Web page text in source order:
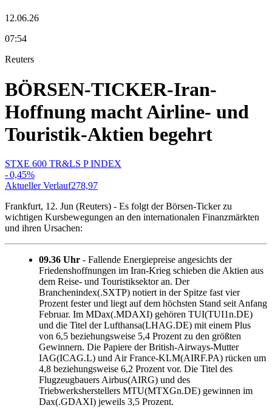
12.06.26
07:54
Reuters
BÖRSEN-TICKER-Iran-
Hoffnung macht Airline- und
Touristik-Aktien begehrt
STXE 600 TR&LS P INDEX
-0,45%
Aktueller Verlauf278,97
Frankfurt, 12. Jun (Reuters) - Es folgt der Börsen-Ticker zu
wichtigen Kursbewegungen an den internationalen Finanzmärkten
und ihren Ursachen:
09.36 Uhr - Fallende Energiepreise angesichts der
Friedenshoffnungen im Iran-Krieg schieben die Aktien aus
dem Reise- und Touristiksektor an. Der
Branchenindex(.SXTP) notiert in der Spitze fast vier
Prozent fester und liegt auf dem höchsten Stand seit Anfang
Februar. Im MDax(.MDAXI) gehören TUI(TUI1n.DE)
und die Titel der Lufthansa(LHAG.DE) mit einem Plus
von 6,5 beziehungsweise 5,4 Prozent zu den größten
Gewinnern. Die Papiere der British-Airways-Mutter
IAG(ICAG.L) und Air France-KLM(AIRF.PA) rücken um
4,8 beziehungsweise 6,2 Prozent vor. Die Titel des
Flugzeugbauers Airbus(AIRG) und des
Triebwerksherstellers MTU(MTXGn.DE) gewinnen im
Dax(.GDAXI) jeweils 3,5 Prozent.